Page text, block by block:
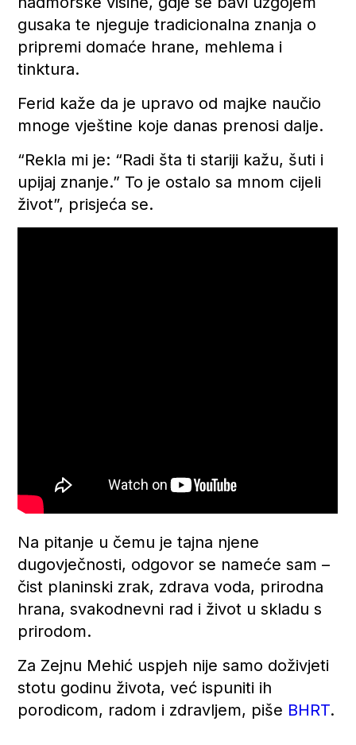
gusaka te njeguje tradicionalna znanja o
pripremi domaće hrane, mehlema i
tinktura.
Ferid kaže da je upravo od majke naučio
mnoge vještine koje danas prenosi dalje.
“Rekla mi je: “Radi šta ti stariji kažu, šuti i
upijaj znanje.” To je ostalo sa mnom cijeli
život”, prisjeća se.
Na pitanje u čemu je tajna njene
dugovječnosti, odgovor se nameće sam –
čist planinski zrak, zdrava voda, prirodna
hrana, svakodnevni rad i život u skladu s
prirodom.
Za Zejnu Mehić uspjeh nije samo doživjeti
stotu godinu života, već ispuniti ih
porodicom, radom i zdravljem, piše BHRT.